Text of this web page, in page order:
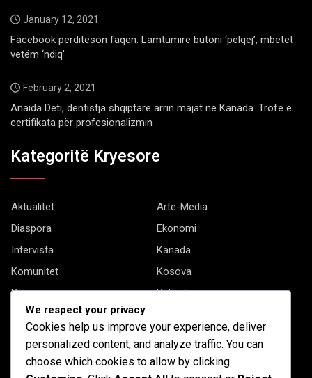
January 12, 2021
Facebook përditëson faqen: Lamtumirë butoni ‘pëlqej’, mbetet
vetëm ‘ndiq’
February 2, 2021
Anaida Deti, dentistja shqiptare arrin majat në Kanada. Trofe e
certifikata për profesionalizmin
Kategoritë Kryesore
Aktualitet
Arte-Media
Diaspora
Ekonomi
Intervista
Kanada
Komunitet
Kosova
Kryesore
Kulturë
Letërsi
Shqipëria
Shqiptarët në biznes
Stil Jete
We respect your privacy
Cookies help us improve your experience, deliver
personalized content, and analyze traffic. You can
choose which cookies to allow by clicking